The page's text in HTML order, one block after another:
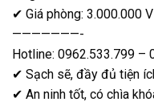
✔ Giá phòng: 3.000.000
———————-
Hotline: 0962.533.799 –
✔ Sạch sẽ, đầy đủ tiện
✔ An ninh tốt, có chìa